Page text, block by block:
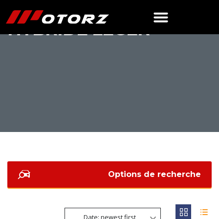
HYBRIDE LÉGER
Options de recherche
Date: newest first